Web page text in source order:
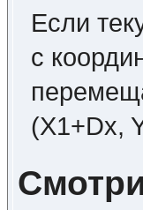
Если
с
(X1+Dx,